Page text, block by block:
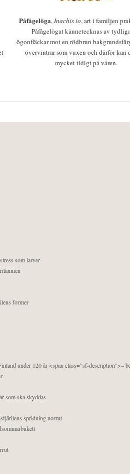
Påfågelöga,Inachis io, art i familjen
Påfågelögat kännetecknas av
ögonfläckar mot en rödbrun
övervintrar som vuxen och därför kan
mycket tidigt på våren.
som larver
former
under 120 år <span class="sf-description">–
som ska skyddas
spridning norrut